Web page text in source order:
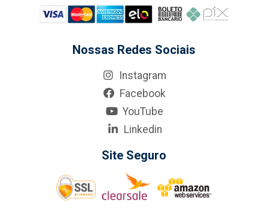
Nossas Redes Sociais
Instagram
Facebook
YouTube
Linkedin
Site Seguro